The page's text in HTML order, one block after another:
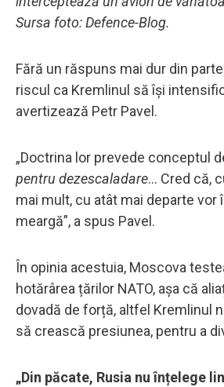
Sursa foto: Defence-Blog.
Fără un răspuns mai dur din
riscul ca Kremlinul să își
avertizează Petr Pavel.
„Doctrina lor prevede conceptul
pentru dezescaladare... Cred că,
mai mult, cu atât mai departe vor
meargă”, a spus Pavel.
În opinia acestuia, Moscova
hotărârea țărilor NATO, așa că
dovadă de forță, altfel Kremlinul
să crească presiunea, pentru a
„Din păcate, Rusia nu înțelege